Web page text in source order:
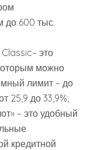
до 600 тыс.
это
можно
лимит – до
25,9 до 33,9%;
– это удобный
кредитной